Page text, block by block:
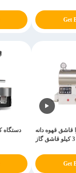
Get
قهوه دانه
Get